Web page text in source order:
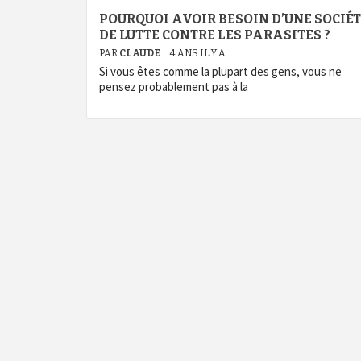
POURQUOI AVOIR BESOIN D’UNE
DE LUTTE CONTRE LES PARASITES ?
PAR CLAUDE 4 ANS IL Y A
Si vous êtes comme la plupart des gens, vous ne
pensez probablement pas à la